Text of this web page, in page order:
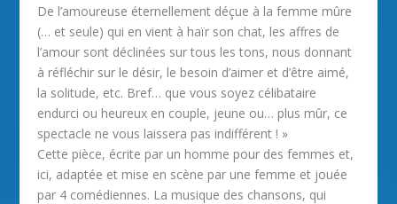
De l’amoureuse éternellement déçue à la femme mûre
(… et seule) qui en vient à haïr son chat, les affres de
l’amour sont déclinées sur tous les tons, nous donnant
à réfléchir sur le désir, le besoin d’aimer et d’être aimé,
la solitude, etc. Bref… que vous soyez célibataire
endurci ou heureux en couple, jeune ou… plus mûr, ce
spectacle ne vous laissera pas indifférent ! »
Cette pièce, écrite par un homme pour des femmes et,
ici, adaptée et mise en scène par une femme et jouée
par 4 comédiennes. La musique des chansons, qui